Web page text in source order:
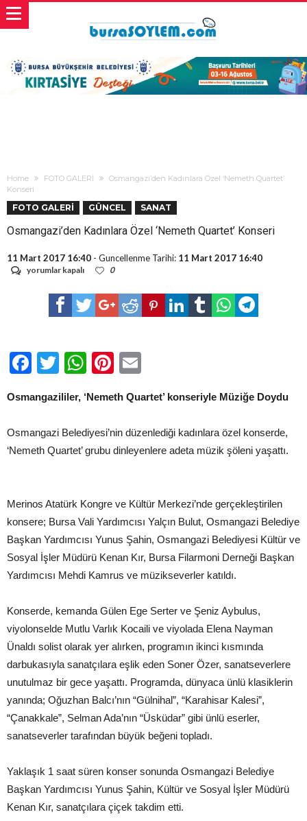
Home FOTO GALERİ
Osmangazi’den Kadınlara Özel ‘Nemeth Quartet’
Konseri
FOTO GALERİ GÜNCEL SANAT
Osmangazi’den Kadınlara Özel ‘Nemeth Quartet’ Konseri
11 Mart 2017 16:40 - Guncellenme Tarihi: 11 Mart 2017 16:40
Osmangazi’den
‘Nemeth
yorumlar kapalı 0
Facebook
TwitterWhatsApp
Pinterest
Osmangazililer, ‘Nemeth Quartet’ konseriyle Müziğe Doydu
Osmangazi Belediyesi’nin düzenlediği kadınlara özel konserde,
‘Nemeth Quartet’ grubu dinleyenlere adeta müzik şöleni yaşattı.
Merinos Atatürk Kongre ve Kültür Merkezi’nde gerçekleştirilen
konsere; Bursa Vali Yardımcısı Yalçın Bulut, Osmangazi Belediye
Başkan Yardımcısı Yunus Şahin, Osmangazi Belediyesi Kültür ve
Sosyal İşler Müdürü Kenan Kır, Bursa Filarmoni Derneği Başkan
Yardımcısı Mehdi Kamrus ve müzikseverler katıldı.
Konserde, kemanda Gülen Ege Serter ve Şeniz Aybulus,
viyolonselde Mutlu Varlık Kocaili ve viyolada Elena Nayman
Ünaldı solist olarak yer alırken, programın ikinci kısmında
darbukasıyla sanatçılara eşlik eden Soner Özer, sanatseverlere
unutulmaz bir gece yaşattı. Programda, dünyaca ünlü klasiklerin
yanında; Oğuzhan Balcı’nın “Gülnihal”, “Karahisar Kalesi”,
“Çanakkale”, Selman Ada’nın “Üsküdar” gibi ünlü eserler,
sanatseverler tarafından büyük beğeni topladı.
Yaklaşık 1 saat süren konser sonunda Osmangazi Belediye
Başkan Yardımcısı Yunus Şahin, Kültür ve Sosyal İşler Müdürü
Kenan Kır, sanatçılara çiçek takdim etti.